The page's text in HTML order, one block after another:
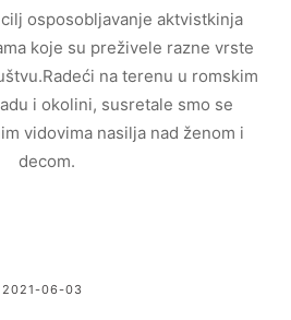
osposobljavanje aktvistkinja
koje su preživele razne vrste
na terenu u romskim
i okolini, susretale smo se
vidovima nasilja nad ženom i
decom.
2021-06-03